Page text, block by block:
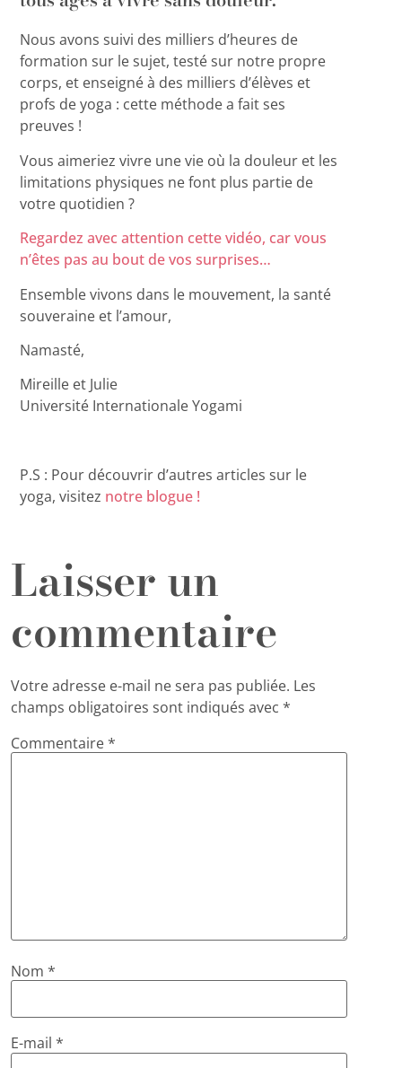
Nous avons suivi des milliers d’heures de
formation sur le sujet, testé sur notre propre
corps, et enseigné à des milliers d’élèves et
profs de yoga : cette méthode a fait ses
preuves !
Vous aimeriez vivre une vie où la douleur et les
limitations physiques ne font plus partie de
votre quotidien ?
Regardez avec attention cette vidéo, car vous
n’êtes pas au bout de vos surprises…
Ensemble vivons dans le mouvement, la santé
souveraine et l’amour,
Namasté,
Mireille et Julie
Université Internationale Yogami
P.S : Pour découvrir d’autres articles sur le
yoga, visitez notre blogue !
Laisser un
commentaire
Votre adresse e-mail ne sera pas publiée. Les
champs obligatoires sont indiqués avec*
Commentaire*
Nom*
E-mail*